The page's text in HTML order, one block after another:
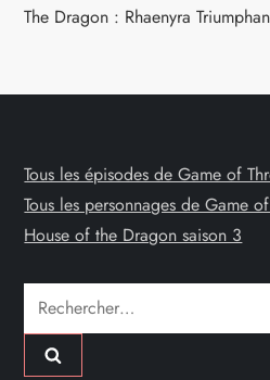
The Dragon : Rhaenyra
Tous les épisodes de Game of
Tous les personnages de Game
House of the Dragon saison 3
Rechercher :